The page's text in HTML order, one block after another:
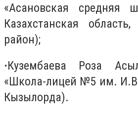
«Асановская средняя
Казахстанская
район);
·Кузембаева Роза
«Школа-лицей №5 им.
Кызылорда).